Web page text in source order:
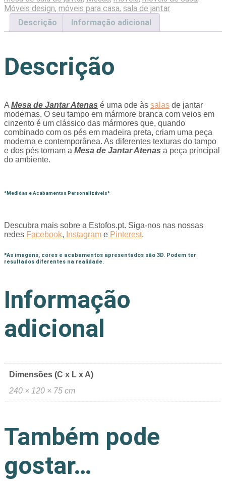
Móveis design, móveis para casa, sala de jantar
Descrição
Informação adicional
Descrição
A Mesa de Jantar Atenas é uma ode às salas de jantar
modernas. O seu tampo em mármore branca com veios em
cinzento é um clássico das mármores que, quando
combinado com os pés em madeira preta, criam uma peça
moderna e contemporânea. As diferentes texturas do tampo
e dos pés tornam a Mesa de Jantar Atenas a peça principal
do ambiente.
*Medidas e Acabamentos Personalizáveis*
Descubra mais sobre a Estofos.pt. Siga-nos nas nossas
redes Facebook, Instagram e Pinterest.
*As imagens, cores e acabamentos apresentados são 3D. Podem ter
resultados diferentes na realidade.
Informação
adicional
Dimensões (C x L x A)
240 × 120 × 75 cm
Também pode
gostar…